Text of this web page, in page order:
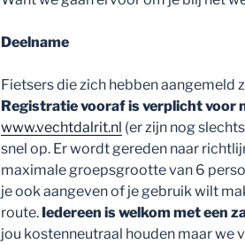
Deelname
Fietsers die zich hebben aangemeld
Registratie vooraf is verplichtvoor
www.vechtdalrit.nl (er zijn nog
snel op. Er wordt gereden naar
maximale groepsgrootte van 6
je ook aangeven of je gebruik wilt
route. Iedereen is welkom met een
jou kostenneutraal houden maar we